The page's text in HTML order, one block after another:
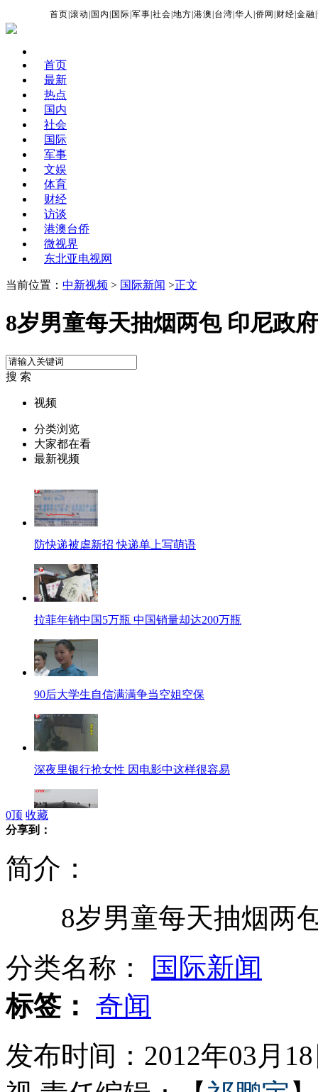
首页 |滚动 国内 国际 |军事 |社会 |地方 |港澳 台湾 |华人 |侨网 财经 |金融 |
首页
最新
热点
国内
社会
国际
军事
文娱
体育
财经
访谈
港澳台侨
微视界
东北亚电视网
当前位置： 中新视频 > 国际新闻 >正文
8岁男童每天抽烟两包 印尼政
搜 索
视频
分类浏览
大家都在看
最新视频
防快递被虐新招 快递单上写萌语
拉菲年销中国5万瓶 中国销量却达200万瓶
90后大学生自信满满争当空姐空保
深夜里银行抢女性 因电影中这样很容易
男子醉卧车道无人理被扎死亡
茅台称商务庆典酒均为假酒
少年教室接吻被开 家长批校方
0顶 收藏
分享到：
简介：
8岁男童每天抽烟两包
分类名称：
国际新闻
标签： 奇闻
发布时间：2012年03月